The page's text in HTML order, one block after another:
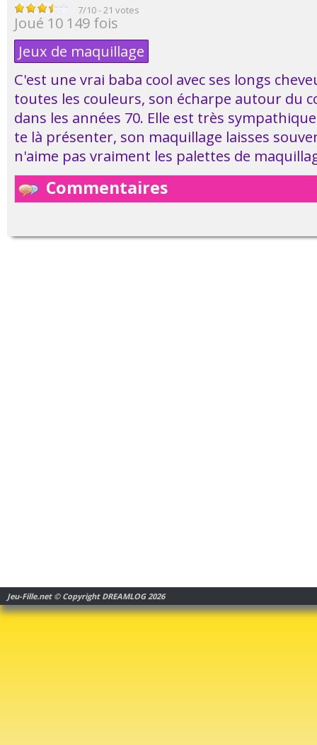
7/10-21 votes
Joué 10 149 fois
Jeux de maquillage
C'est une vrai baba cool avec ses longs
toutes les couleurs, son écharpe autour du
dans les années 70. Elle est très
te là présenter, son maquillage laisses
n'aime pas vraiment les palettes de
Commentaires
Jeu-Fille.net © Copyright DREAMLOG 2026